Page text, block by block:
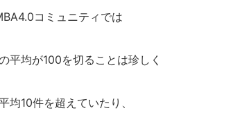
コミュニティでは
平均が100を切ることは珍しく
均10件を超えていたり、